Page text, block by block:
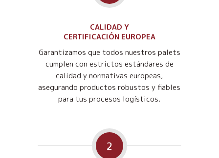
CALIDAD Y
CERTIFICACIÓN EUROPEA
Garantizamos que todos nuestros palets
cumplen con estrictos estándares de
calidad y normativas europeas,
asegurando productos robustos y fiables
para tus procesos logísticos.
2